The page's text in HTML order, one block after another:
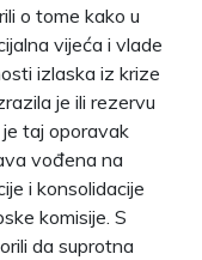
o tome kako u
vijeća i vlade
izlaska iz krize
je ili rezervu
je taj oporavak
vođena na
i konsolidacije
komisije. S
da suprotna